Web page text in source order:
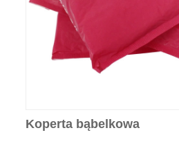
Koperta bąbelkowa